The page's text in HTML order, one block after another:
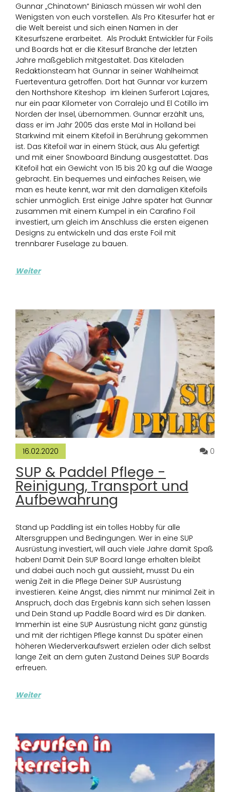
Gunnar „Chinatown“ Biniasch müssen wir wohl den
Wenigsten von euch vorstellen. Als Pro Kitesurfer hat er
die Welt bereist und sich einen Namen in der
Kitesurfszene erarbeitet. Als Produkt Entwickler für Foils
und Boards hat er die Kitesurf Branche der letzten
Jahre maßgeblich mitgestaltet. Das Kiteladen
Redaktionsteam hat Gunnar in seiner Wahlheimat
Fuerteventura getroffen. Dort hat Gunnar vor kurzem
den Northshore Kiteshop im kleinen Surferort Lajares,
nur ein paar Kilometer von Corralejo und El Cotillo im
Norden der Insel, übernommen. Gunnar erzählt uns,
dass er im Jahr 2005 das erste Mal in Holland bei
Starkwind mit einem Kitefoil in Berührung gekommen
ist. Das Kitefoil war in einem Stück, aus Alu gefertigt
und mit einer Snowboard Bindung ausgestattet. Das
Kitefoil hat ein Gewicht von 15 bis 20 kg auf die Waage
gebracht. Ein bequemes und einfaches Reisen, wie
man es heute kennt, war mit den damaligen Kitefoils
schier unmöglich. Erst einige Jahre später hat Gunnar
zusammen mit einem Kumpel in ein Carafino Foil
investiert, um gleich im Anschluss die ersten eigenen
Designs zu entwickeln und das erste Foil mit
trennbarer Fuselage zu bauen.
Weiter
16.02.2020 0
SUP & Paddel Pflege -
Reinigung, Transport und
Aufbewahrung
Stand up Paddling ist ein tolles Hobby für alle
Altersgruppen und Bedingungen. Wer in eine SUP
Ausrüstung investiert, will auch viele Jahre damit Spaß
haben! Damit Dein SUP Board lange erhalten bleibt
und dabei auch noch gut aussieht, musst Du ein
wenig Zeit in die Pflege Deiner SUP Ausrüstung
investieren. Keine Angst, dies nimmt nur minimal Zeit in
Anspruch, doch das Ergebnis kann sich sehen lassen
und Dein Stand up Paddle Board wird es Dir danken.
Immerhin ist eine SUP Ausrüstung nicht ganz günstig
und mit der richtigen Pflege kannst Du später einen
höheren Wiederverkaufswert erzielen oder dich selbst
lange Zeit an dem guten Zustand Deines SUP Boards
erfreuen.
Weiter